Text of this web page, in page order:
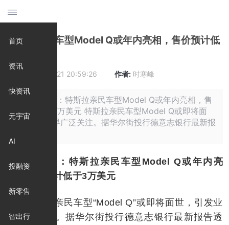
首页
资讯
快资讯
元宇宙
AI
投融资
新零售
智出行
特斯拉亲民车型Model Q或年内亮相，售价预计低
2025-07-21 20:59:26 作者: 时寒峰
摘要: 原标题：特斯拉亲民车型Model Q或年内亮相，售
价预计低于3万美元 特斯拉亲民车型Model Q或即将面
世，引发业界广泛关注。据华尔街投行德意志银行最新报
原标题：特斯拉亲民车型Model Q或年内亮
相，售价预计低于3万美元
特斯拉亲民车型“Model Q”或即将面世，引发业
界广泛关注。据华尔街投行德意志银行最新报告透